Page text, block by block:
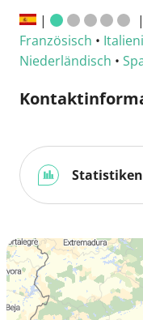
|
|
Französisch •
Niederländisch •
Statistiken